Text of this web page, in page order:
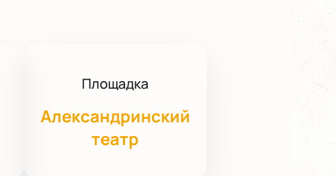
Площадка
Александринский
театр